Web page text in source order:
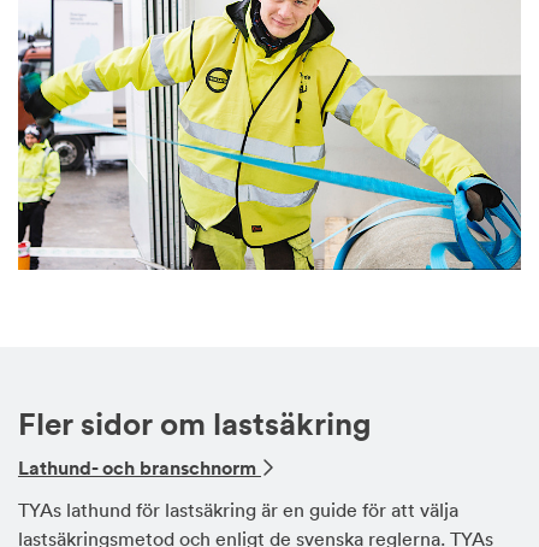
Fler sidor om lastsäkring
Lathund- och branschnorm
TYAs lathund för lastsäkring är en guide för att välja
lastsäkringsmetod och enligt de svenska reglerna. TYAs